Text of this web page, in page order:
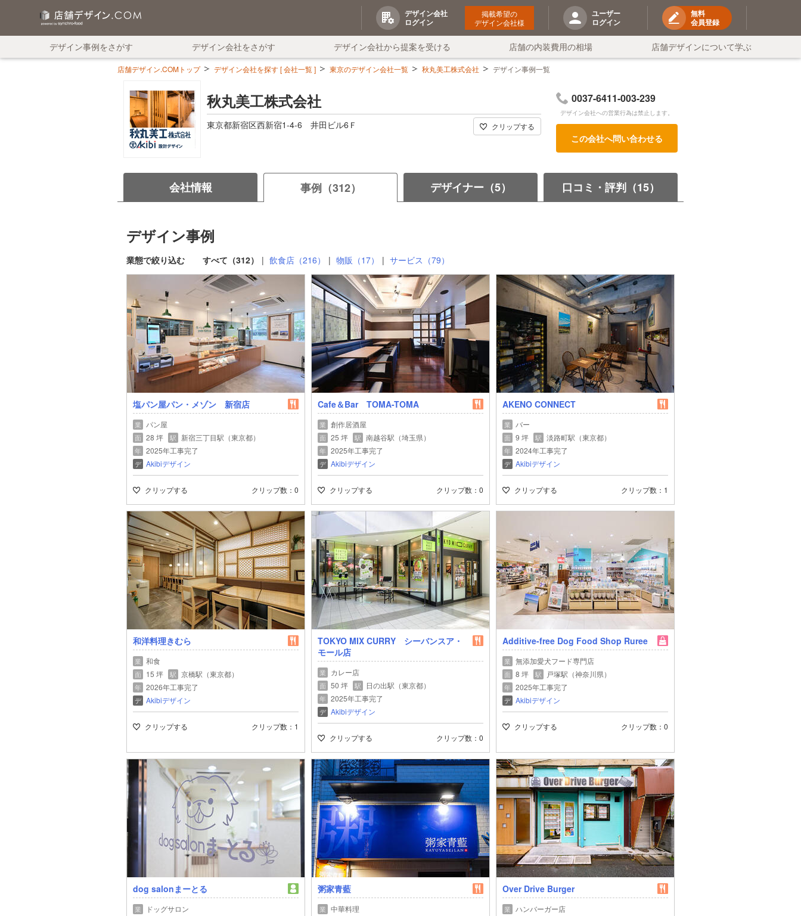
デザイン会社
ログイン
掲載希望の
デザイン会社様
ユーザー
ログイン
無料
会員登録
デザイン事例をさがす デザイン会社をさがす デザイン会社から提案を受ける 店舗の内装費用の相場 店舗デザインについて学ぶ
店舗デザイン.COMトップ デザイン会社を探す [ 会社一覧 ] 東京のデザイン会社一覧 秋丸美工株式会社 デザイン事例一覧
秋丸美工株式会社
東京都新宿区西新宿1-4-6 井田ビル6Ｆ クリップする
0037-6411-003-239
デザイン会社への営業行為は禁止します。
この会社へ問い合わせる
会社情報 事例（312） デザイナー（5） 口コミ・評判（15）
デザイン事例
業態で絞り込む すべて（312） 飲食店（216） 物販（17） サービス（79）
塩パン屋パン・メゾン 新宿店
業 パン屋
面 28 坪 駅 新宿三丁目駅（東京都）
年 2025年工事完了
デ Akibiデザイン
クリップする クリップ数 0
Cafe＆Bar TOMA-TOMA
業 創作居酒屋
面 25 坪 駅 南越谷駅（埼玉県）
年 2025年工事完了
デ Akibiデザイン
クリップする クリップ数 0
AKENO CONNECT
業 バー
面 9 坪 駅 淡路町駅（東京都）
年 2024年工事完了
デ Akibiデザイン
クリップする クリップ数 1
和洋料理きむら
業 和食
面 15 坪 駅 京橋駅（東京都）
年 2026年工事完了
デ Akibiデザイン
クリップする クリップ数 1
TOKYO MIX CURRY シーバンスア・
モール店
業 カレー店
面 50 坪 駅 日の出駅（東京都）
年 2025年工事完了
デ Akibiデザイン
クリップする クリップ数 0
Additive-free Dog Food Shop Ruree
業 無添加愛犬フード専門店
面 8 坪 駅 戸塚駅（神奈川県）
年 2025年工事完了
デ Akibiデザイン
クリップする クリップ数 0
dog salonまーとる
業 ドッグサロン
粥家青藍
業 中華料理
Over Drive Burger
業 ハンバーガー店